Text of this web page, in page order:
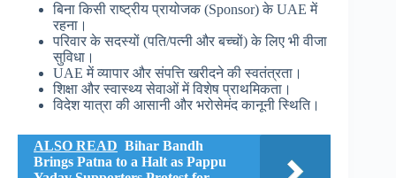
बिना किसी राष्ट्रीय प्रायोजक (Sponsor) के UAE में
रहना।
परिवार के सदस्यों (पति/पत्नी और बच्चों) के लिए भी वीजा
सुविधा।
UAE में व्यापार और संपत्ति खरीदने की स्वतंत्रता।
शिक्षा और स्वास्थ्य सेवाओं में विशेष प्राथमिकता।
विदेश यात्रा की आसानी और भरोसेमंद कानूनी स्थिति।
ALSO READ Bihar Bandh
Brings Patna to a Halt as Pappu